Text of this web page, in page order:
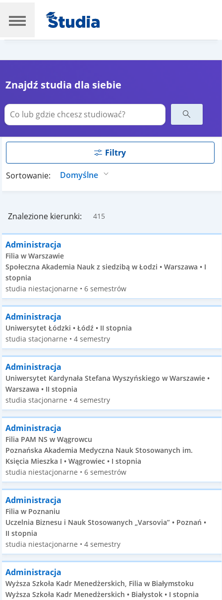
Znajdź studia dla siebie
Filtry
Sortowanie:
Znalezione kierunki: 415
Administracja
Filia w Warszawie
Społeczna Akademia Nauk z siedzibą w Łodzi • Warszawa • I
stopnia
studia niestacjonarne • 6 semestrów
Administracja
Uniwersytet Łódzki • Łódź • II stopnia
studia stacjonarne • 4 semestry
Administracja
Uniwersytet Kardynała Stefana Wyszyńskiego w Warszawie •
Warszawa • II stopnia
studia stacjonarne • 4 semestry
Administracja
Filia PAM NS w Wągrowcu
Poznańska Akademia Medyczna Nauk Stosowanych im.
Księcia Mieszka I • Wągrowiec • I stopnia
studia niestacjonarne • 6 semestrów
Administracja
Filia w Poznaniu
Uczelnia Biznesu i Nauk Stosowanych „Varsovia” • Poznań •
II stopnia
studia niestacjonarne • 4 semestry
Administracja
Wyższa Szkoła Kadr Menedżerskich, Filia w Białymstoku
Wyższa Szkoła Kadr Menedżerskich • Białystok • I stopnia